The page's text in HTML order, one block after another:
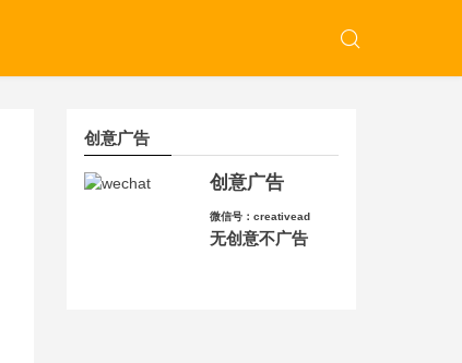
创意广告
创意广告
微信号：creativead
无创意不广告